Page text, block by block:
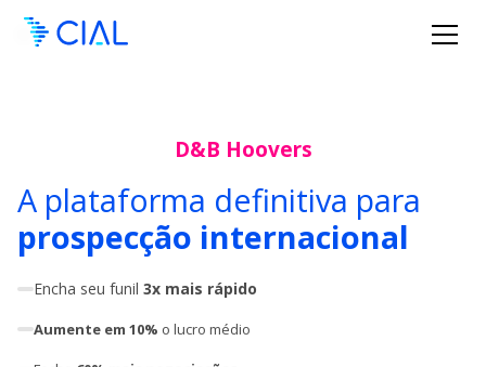
D&B Hoovers
A plataforma definitiva para
prospecção internacional
Encha seu funil3x mais rápido
Aumente em 10% o lucro médio